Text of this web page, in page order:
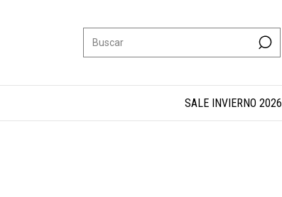
SALE INVIERNO 2026